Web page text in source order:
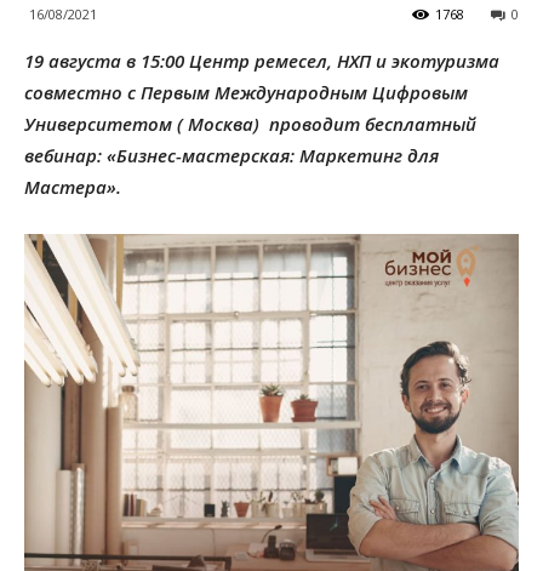
16/08/2021 0
1768
19 августа в 15:00 Центр ремесел, НХП и экотуризма
совместно с Первым Международным Цифровым
Университетом ( Москва) проводит бесплатный
вебинар: «Бизнес-мастерская: Маркетинг для
Мастера».